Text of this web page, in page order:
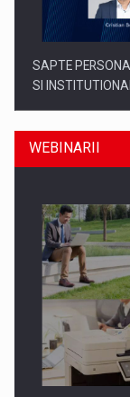
SAPTE
SI
SYCLEF isi
doua…
WEBINARII